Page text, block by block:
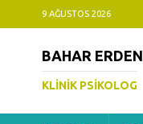
9 AĞUSTOS 2026
BAHAR ERDEN
KLINIK PSIKOLOG